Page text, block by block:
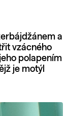
a
vzácného
polapením
je motýl